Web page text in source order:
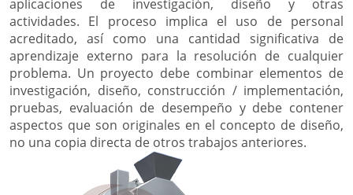
aplicaciones de investigación, diseño y otras
actividades. El proceso implica el uso de personal
acreditado, así como una cantidad significativa de
aprendizaje externo para la resolución de cualquier
problema. Un proyecto debe combinar elementos de
investigación, diseño, construcción / implementación,
pruebas, evaluación de desempeño y debe contener
aspectos que son originales en el concepto de diseño,
no una copia directa de otros trabajos anteriores.